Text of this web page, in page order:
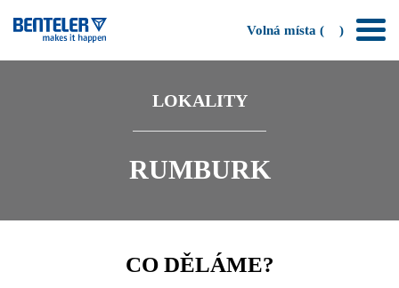
Volná místa ( )
LOKALITY
RUMBURK
CO DĚLÁME?